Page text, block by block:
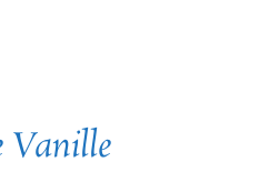
Vanille